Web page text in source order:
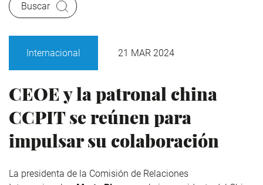
Buscar
Internacional 21 MAR 2024
CEOE y la patronal china
CCPIT se reúnen para
impulsar su colaboración
La presidenta de la Comisión de Relaciones